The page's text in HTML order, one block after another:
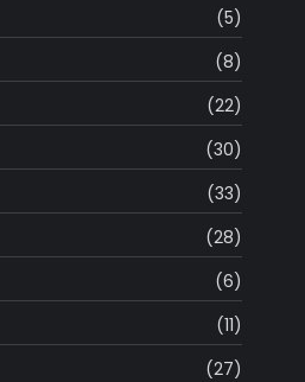
(5)
(8)
(22)
(30)
(33)
(28)
(6)
(11)
(27)